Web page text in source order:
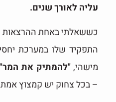
עליה לאורך שנים.
כששאלתי באחת ההרצאות
התפקיד שלו במערכת
מישהי,"להמתיק את
– בכל צחוק יש קמצוץ